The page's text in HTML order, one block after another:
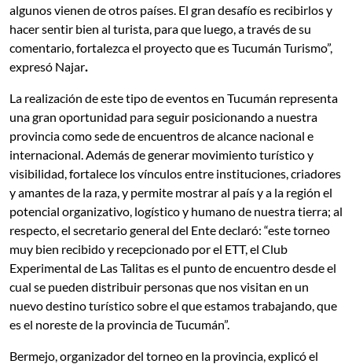
algunos vienen de otros países. El gran desafío es recibirlos y
hacer sentir bien al turista, para que luego, a través de su
comentario, fortalezca el proyecto que es Tucumán Turismo”,
expresó Najar.
La realización de este tipo de eventos en Tucumán representa
una gran oportunidad para seguir posicionando a nuestra
provincia como sede de encuentros de alcance nacional e
internacional. Además de generar movimiento turístico y
visibilidad, fortalece los vínculos entre instituciones, criadores
y amantes de la raza, y permite mostrar al país y a la región el
potencial organizativo, logístico y humano de nuestra tierra; al
respecto, el secretario general del Ente declaró: “este torneo
muy bien recibido y recepcionado por el ETT, el Club
Experimental de Las Talitas es el punto de encuentro desde el
cual se pueden distribuir personas que nos visitan en un
nuevo destino turístico sobre el que estamos trabajando, que
es el noreste de la provincia de Tucumán”.
Bermejo, organizador del torneo en la provincia, explicó el